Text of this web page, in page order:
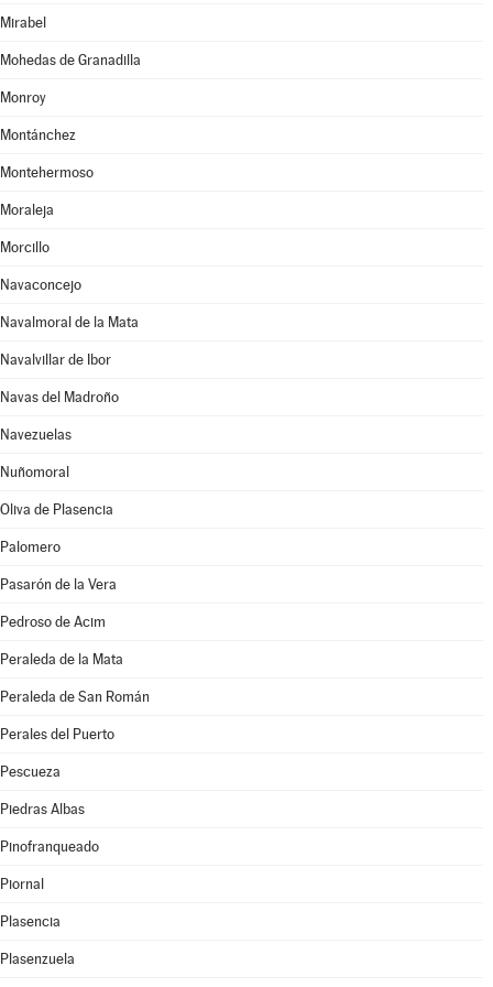
Mirabel
Mohedas de Granadilla
Monroy
Montánchez
Montehermoso
Moraleja
Morcillo
Navaconcejo
Navalmoral de la Mata
Navalvillar de Ibor
Navas del Madroño
Navezuelas
Nuñomoral
Oliva de Plasencia
Palomero
Pasarón de la Vera
Pedroso de Acim
Peraleda de la Mata
Peraleda de San Román
Perales del Puerto
Pescueza
Piedras Albas
Pinofranqueado
Piornal
Plasencia
Plasenzuela